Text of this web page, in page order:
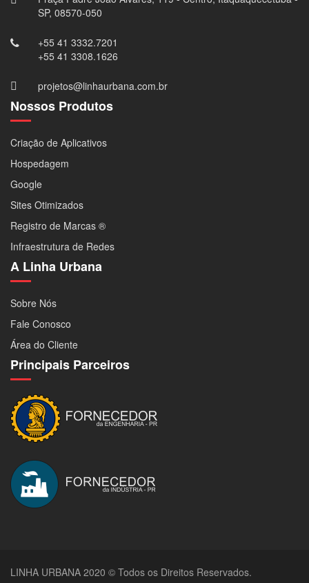
SP, 08570-050
+55 41 3332.7201
+55 41 3308.1626
projetos@linhaurbana.com.br
Nossos Produtos
Criação de Aplicativos
Hospedagem
Google
Sites Otimizados
Registro de Marcas ®
Infraestrutura de Redes
A Linha Urbana
Sobre Nós
Fale Conosco
Área do Cliente
Principais Parceiros
LINHA URBANA 2020 © Todos os Direitos Reservados.